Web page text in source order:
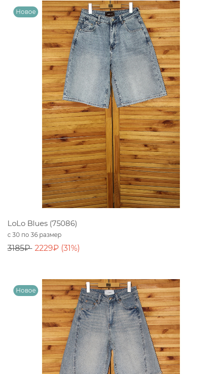
LoLo Blues (75086)
с 30 по 36 размер
3185₽ 2229₽ (31%)